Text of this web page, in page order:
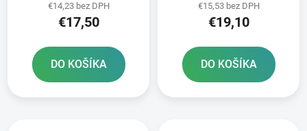
v balení
€14,23 bez DPH
€17,50
DO KOŠÍKA
balení
€15,53 bez DPH
€19,10
DO KOŠÍKA